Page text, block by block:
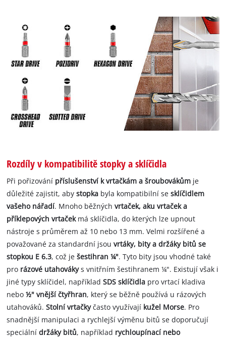
Rozdíly v kompatibilitě stopky a sklíčidla
Při pořizování příslušenství k vrtačkám a šroubovákům je
důležité zajistit, abystopka byla kompatibilní sesklíčidlem
vašeho nářadí. Mnoho běžnýchvrtaček, aku vrtaček a
příklepových vrtačekmá sklíčidla, do kterých lze upnout
nástroje s průměrem až 10 nebo 13 mm. Velmi rozšířené a
považované za standardní jsouvrtáky, bity a držáky bitů se
stopkou E 6.3, což ješestihran ¼". Tyto bity jsou vhodné také
pro rázové utahovákys vnitřním šestihranem ¼". Existují však i
jiné typy sklíčidel, napříkladSDS sklíčidla pro vrtací kladiva
nebo½" vnější čtyřhran, který se běžně používá u rázových
utahováků.Stolní vrtačkyčasto využívají kužel Morse. Pro
snadnější manipulaci a rychlejší výměnu bitů se doporučují
speciálnídržáky bitů, například rychloupínací nebo